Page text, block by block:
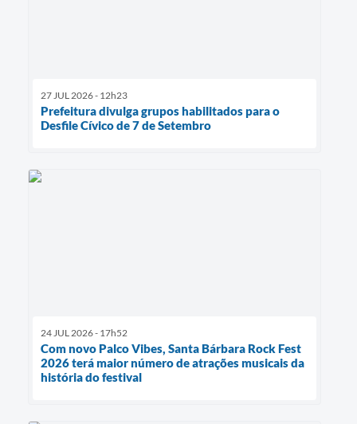
27 JUL 2026 - 12h23
Prefeitura divulga grupos habilitados para o
Desfile Cívico de 7 de Setembro
24 JUL 2026 - 17h52
Com novo Palco Vibes, Santa Bárbara Rock Fest
2026 terá maior número de atrações musicais da
história do festival